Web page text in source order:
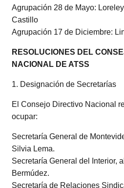
Agrupación 28 de Mayo:
Castillo
Agrupación 17 de Diciembre:
RESOLUCIONES DEL
NACIONAL DE ATSS
1. Designación de Secretarías
El Consejo Directivo Nacional
ocupar:
Secretaría General de
Silvia Lema.
Secretaría General del Interior,
Bermúdez.
Secretaría de Relaciones